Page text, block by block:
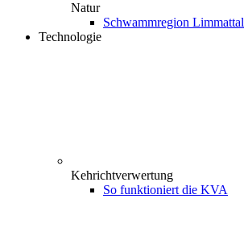
Natur
Schwammregion Limmattal
Technologie
Kehrichtverwertung
So funktioniert die KVA